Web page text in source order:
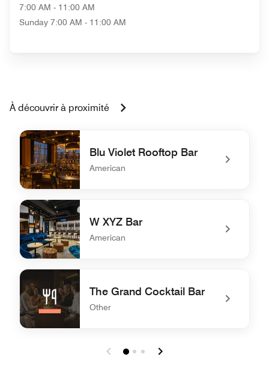
7:00 AM - 11:00 AM
Sunday 7:00 AM - 11:00 AM
À découvrir à proximité
Blu Violet Rooftop Bar
American
undefined Blu Violet Rooftop Bar
W XYZ Bar
American
undefined W XYZ Bar
The Grand Cocktail Bar
Other
undefined The Grand Cocktail Bar